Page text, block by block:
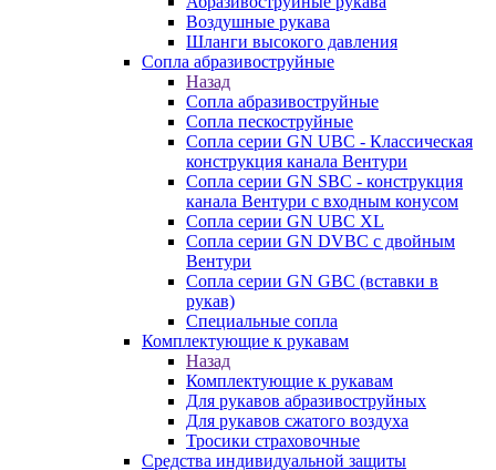
Воздушные рукава
Шланги высокого давления
Сопла абразивоструйные
Назад
Сопла абразивоструйные
Сопла пескоструйные
Сопла серии GN UBC - Классическая
конструкция канала Вентури
Сопла серии GN SBC - конструкция
канала Вентури c входным конусом
Сопла серии GN UBC XL
Сопла серии GN DVBC с двойным
Вентури
Сопла серии GN GBC (вставки в
рукав)
Специальные сопла
Комплектующие к рукавам
Назад
Комплектующие к рукавам
Для рукавов абразивоструйных
Для рукавов сжатого воздуха
Тросики страховочные
Средства индивидуальной защиты